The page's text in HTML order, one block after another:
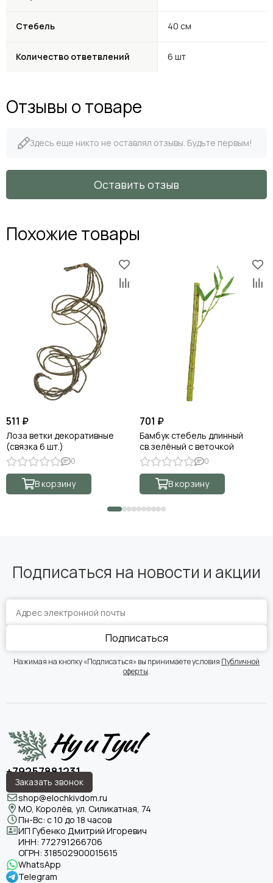
Стебель 40 см
Количество ответвлений 6 шт
Отзывы о товаре
Здесь еще никто не оставлял отзывы. Будьте первым!
Оставить отзыв
Похожие товары
511 ₽
Лоза ветки декоративные
(связка 6 шт.)
0
В корзину
701 ₽
Бамбук стебель длинный
св.зелёный с веточкой
0
В корзину
Подписаться на новости и акции
Подписаться
Нажимая на кнопку «Подписаться» вы принимаете условия Публичной
оферты.
+79257881231
Заказать звонок
shop@elochkivdom.ru
МО, Королёв, ул. Силикатная, 74
Пн-Вс: с 10 до 18 часов
ИП Губенко Дмитрий Игоревич
ИНН: 772791266706
ОГРН: 318502900015615
WhatsApp
Telegram